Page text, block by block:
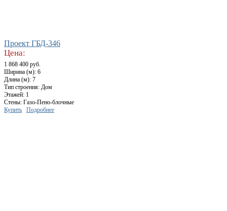
Проект ГБД-346
Цена:
1 868 400 руб.
Ширина (м): 6
Длина (м): 7
Тип строения: Дом
Этажей: 1
Стены: Газо-Пено-блочные
Купить
Подробнее